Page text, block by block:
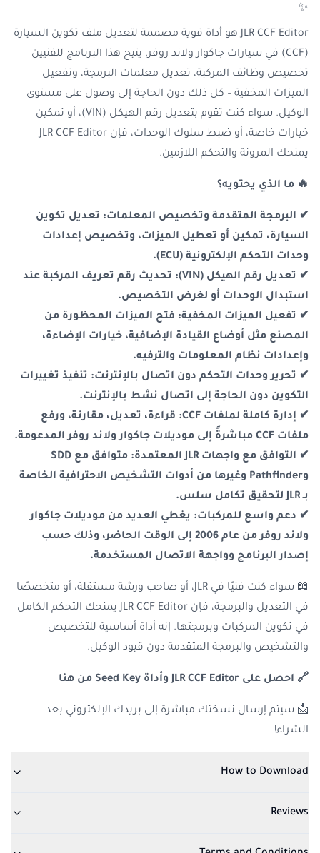
✨
JLR CCF Editor هو أداة قوية مصممة لتعديل ملف تكوين السيارة
(CCF) في سيارات جاكوار ولاند روفر. يتيح هذا البرنامج للفنيين
تخصيص وظائف المركبة، تعديل معلمات البرمجة، وتفعيل
الميزات المخفية – كل ذلك دون الحاجة إلى وصول على مستوى
الوكيل. سواء كنت تقوم بتعديل رقم الهيكل (VIN)، أو تمكين
خيارات خاصة، أو ضبط سلوك الوحدات، فإن JLR CCF Editor
يمنحك المرونة والتحكم اللازمين.
🔥 ما الذي يحتويه؟
✔ البرمجة المتقدمة وتخصيص المعلمات: تعديل تكوين
السيارة، تمكين أو تعطيل الميزات، وتخصيص إعدادات
وحدات التحكم الإلكترونية (ECU).
✔ تعديل رقم الهيكل (VIN): تحديث رقم تعريف المركبة عند
استبدال الوحدات أو لغرض التخصيص.
✔ تفعيل الميزات المخفية: فتح الميزات المحظورة من
المصنع مثل أوضاع القيادة الإضافية، خيارات الإضاءة،
وإعدادات نظام المعلومات والترفيه.
✔ تحرير وحدات التحكم دون اتصال بالإنترنت: تنفيذ تغييرات
التكوين دون الحاجة إلى اتصال نشط بالإنترنت.
✔ إدارة كاملة لملفات CCF: قراءة، تعديل، مقارنة، ورفع
ملفات CCF مباشرةً إلى موديلات جاكوار ولاند روفر المدعومة.
✔ التوافق مع واجهات JLR المعتمدة: متوافق مع SDD
وPathfinder وغيرها من أدوات التشخيص الاحترافية الخاصة
بـ JLR لتحقيق تكامل سلس.
✔ دعم واسع للمركبات: يغطي العديد من موديلات جاكوار
ولاند روفر من عام 2006 إلى الوقت الحاضر، وذلك حسب
إصدار البرنامج وواجهة الاتصال المستخدمة.
📖 سواء كنت فنيًا في JLR، أو صاحب ورشة مستقلة، أو متخصصًا
في التعديل والبرمجة، فإن JLR CCF Editor يمنحك التحكم الكامل
في تكوين المركبات وبرمجتها. إنه أداة أساسية للتخصيص
والتشخيص والبرمجة المتقدمة دون قيود الوكيل.
🔗 احصل على JLR CCF Editor وأداة Seed Key من هنا
📩 سيتم إرسال نسختك مباشرة إلى بريدك الإلكتروني بعد
الشراء!
How to Download
Reviews